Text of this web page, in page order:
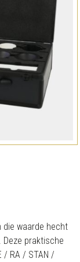
die waarde hecht
Deze praktische
/ RA / STAN /